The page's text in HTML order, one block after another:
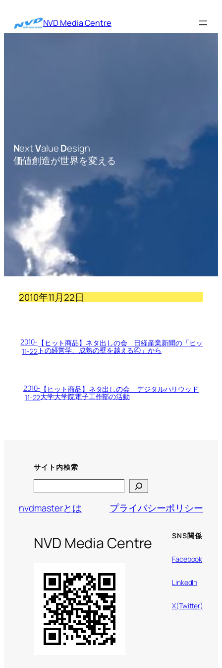
を
NVD Media Centre
NextValueDesign
価値創造が世界を変える
2010年11月22日
2010-
11-22
【ヒット商品】ネタ出しの会 日経産業新聞の「ヒッ
トの経営学、成熟の壁を越える④」から
2010-
11-22
【ヒット商品】ネタ出しの会 デジタルハリウッド
大学大学院電子工作部の活動
サイト内検索
nvdmasterとは
プライバシーポリシー
NVD Media Centre SNS関係
Facebook
LinkedIn
X(Twitter)